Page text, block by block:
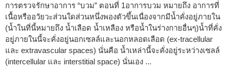
การตรวจรักษาอาการ “บวม” ตอนที่ 1อาการบวม หมายถึง อาการที่
เนื้อหรืออวัยวะส่วนใดส่วนหนึ่งพองตัวขึ้นเนื่องจากมีน้ำคั่งอยู่ภายใน
(น้ำในที่นี้หมายถึง น้ำเลือด น้ำเหลือง หรือน้ำในร่างกายอื่นๆ)น้ำที่คั่ง
อยู่ภายในนี้จะคั่งอยู่นอกเซลล์และนอกหลอดเลือด (ex-tracellular
และ extravascular spaces) นั่นคือ น้ำเหล่านี้จะคั่งอยู่ระหว่างเซลล์
(intercellular และ interstitial space) นั่นเอง ...